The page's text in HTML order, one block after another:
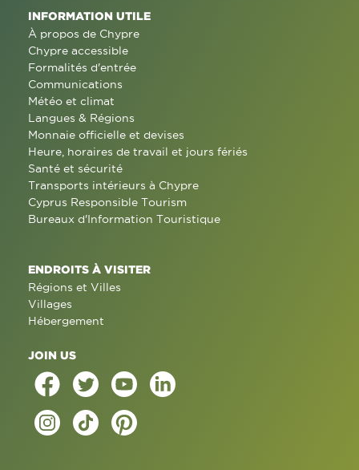
INFORMATION UTILE
À propos de Chypre
Chypre accessible
Formalités d'entrée
Communications
Météo et climat
Langues & Régions
Monnaie officielle et devises
Heure, horaires de travail et jours fériés
Santé et sécurité
Transports intérieurs à Chypre
Cyprus Responsible Tourism
Bureaux d'Information Touristique
ENDROITS À VISITER
Régions et Villes
Villages
Hébergement
JOIN US